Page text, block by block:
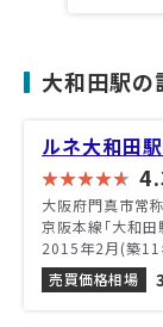
大和田駅の
ルネ大和田
大阪府門真市常
京阪本線「大和田
2015年2月(築11
売買価格相場